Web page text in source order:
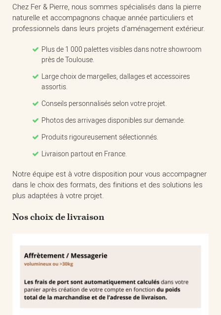
Chez Fer & Pierre, nous sommes spécialisés dans la pierre
naturelle et accompagnons chaque année particuliers et
professionnels dans leurs projets d'aménagement extérieur.
Plus de 1 000 palettes visibles dans notre showroom
près de Toulouse.
Large choix de margelles, dallages et accessoires
assortis.
Conseils personnalisés selon votre projet.
Photos des arrivages disponibles sur demande.
Produits rigoureusement sélectionnés.
Livraison partout en France.
Notre équipe est à votre disposition pour vous accompagner
dans le choix des formats, des finitions et des solutions les
plus adaptées à votre projet.
Nos choix de livraison